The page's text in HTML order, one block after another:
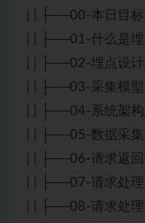
| | ├──00-本日目
| | ├──01-什么是
| | ├──02-埋点设
| | ├──03-采集模
| | ├──04-系统架
| | ├──05-数据采
| | ├──06-请求返
| | ├──07-请求处
| | ├──08-请求处